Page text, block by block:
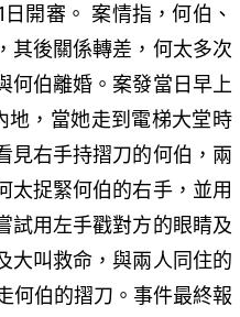
開審。 案情指，何伯、
其後關係轉差，何太多次
何伯離婚。案發當日早上
地，當她走到電梯大堂時
見右手持摺刀的何伯，兩
太捉緊何伯的右手，並用
試用左手戳對方的眼睛及
大叫救命，與兩人同住的
何伯的摺刀。事件最終報